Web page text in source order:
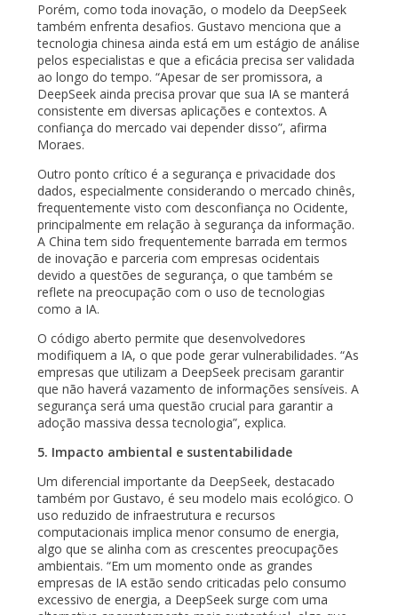
Porém, como toda inovação, o modelo da DeepSeek
também enfrenta desafios. Gustavo menciona que a
tecnologia chinesa ainda está em um estágio de análise
pelos especialistas e que a eficácia precisa ser validada
ao longo do tempo. “Apesar de ser promissora, a
DeepSeek ainda precisa provar que sua IA se manterá
consistente em diversas aplicações e contextos. A
confiança do mercado vai depender disso”, afirma
Moraes.
Outro ponto crítico é a segurança e privacidade dos
dados, especialmente considerando o mercado chinês,
frequentemente visto com desconfiança no Ocidente,
principalmente em relação à segurança da informação.
A China tem sido frequentemente barrada em termos
de inovação e parceria com empresas ocidentais
devido a questões de segurança, o que também se
reflete na preocupação com o uso de tecnologias
como a IA.
O código aberto permite que desenvolvedores
modifiquem a IA, o que pode gerar vulnerabilidades. “As
empresas que utilizam a DeepSeek precisam garantir
que não haverá vazamento de informações sensíveis. A
segurança será uma questão crucial para garantir a
adoção massiva dessa tecnologia”, explica.
5. Impacto ambiental e sustentabilidade
Um diferencial importante da DeepSeek, destacado
também por Gustavo, é seu modelo mais ecológico. O
uso reduzido de infraestrutura e recursos
computacionais implica menor consumo de energia,
algo que se alinha com as crescentes preocupações
ambientais. “Em um momento onde as grandes
empresas de IA estão sendo criticadas pelo consumo
excessivo de energia, a DeepSeek surge com uma